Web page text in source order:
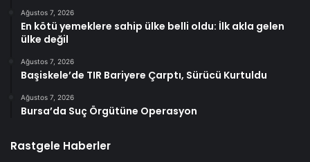
Ağustos 7, 2026
En kötü yemeklere sahip ülke belli oldu: İlk akla gelen
ülke değil
Ağustos 7, 2026
Başiskele’de TIR Bariyere Çarptı, Sürücü Kurtuldu
Ağustos 7, 2026
Bursa’da Suç Örgütüne Operasyon
Rastgele Haberler